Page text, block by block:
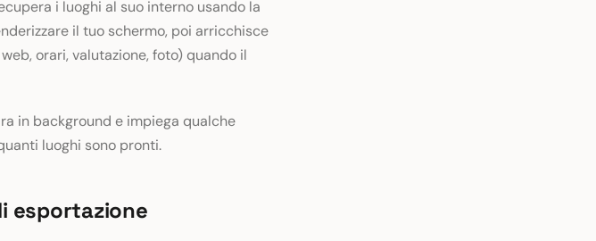
i luoghi al suo interno usando la
il tuo schermo, poi arricchisce
orari, valutazione, foto) quando il
in background e impiega qualche
luoghi sono pronti.
esportazione